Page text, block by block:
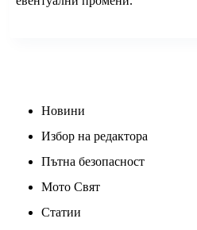
Новини
Избор на редактора
Пътна безопасност
Мото Свят
Статии